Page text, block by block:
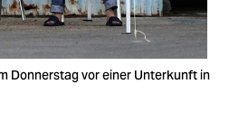
Donnerstag vor einer Unterkunft in